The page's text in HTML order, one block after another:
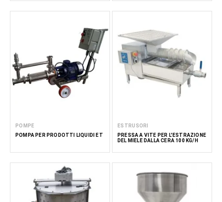
POMPE
POMPA PER PRODOTTI LIQUIDI ET
ESTRUSORI
PRESSA A VITE PER L'ESTRAZIONE
DEL MIELE DALLA CERA 100 KG/H